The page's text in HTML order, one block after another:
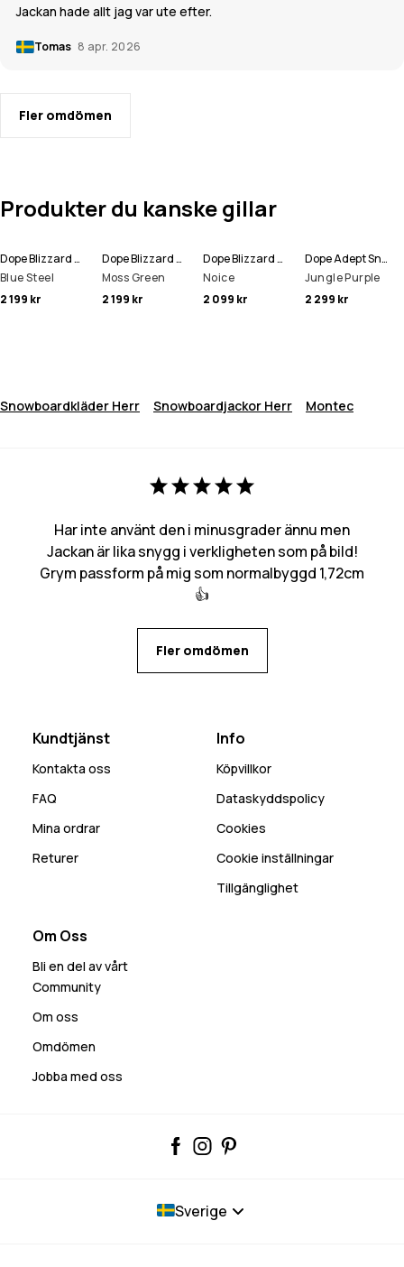
Jackan hade allt jag var ute efter.
Tomas 8 apr. 2026
Fler omdömen
Produkter du kanske gillar
Dope Blizzard Full Zip Snowboardjacka Men
Blue Steel
2 199 kr
Dope Blizzard Full Zip Snowboardjacka Men
Moss Green
2 199 kr
Dope Blizzard Snowboardjacka Men
Noice
2 099 kr
Dope Adept Snowboardjacka Men
Jungle Purple
2 299 kr
Snowboardkläder Herr Snowboardjackor Herr Montec
Har inte använt den i minusgrader ännu men
Jackan är lika snygg i verkligheten som på bild!
Grym passform på mig som normalbyggd 1,72cm
👍
Fler omdömen
Kundtjänst
Kontakta oss
FAQ
Mina ordrar
Returer
Info
Köpvillkor
Dataskyddspolicy
Cookies
Cookie inställningar
Tillgänglighet
Om Oss
Bli en del av vårt
Community
Om oss
Omdömen
Jobba med oss
Sverige